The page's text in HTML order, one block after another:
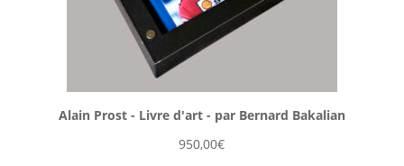
Alain Prost - Livre d'art - par Bernard Bakalian
950,00€